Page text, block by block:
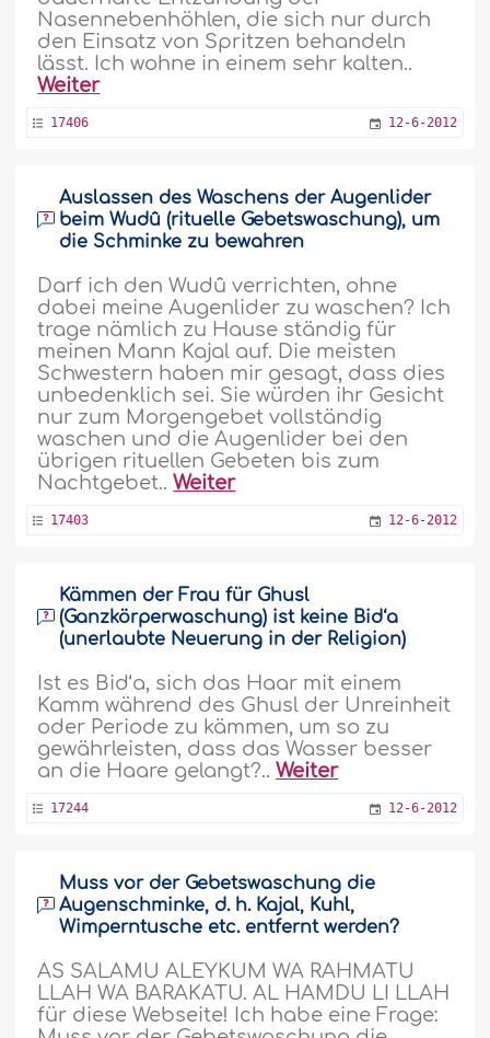
Nasennebenhöhlen, die sich nur durch
den Einsatz von Spritzen behandeln
lässt. Ich wohne in einem sehr kalten..
Weiter
17406 12-6-2012
Auslassen des Waschens der Augenlider
beim Wudû (rituelle Gebetswaschung), um
die Schminke zu bewahren
Darf ich den Wudû verrichten, ohne
dabei meine Augenlider zu waschen? Ich
trage nämlich zu Hause ständig für
meinen Mann Kajal auf. Die meisten
Schwestern haben mir gesagt, dass dies
unbedenklich sei. Sie würden ihr Gesicht
nur zum Morgengebet vollständig
waschen und die Augenlider bei den
übrigen rituellen Gebeten bis zum
Nachtgebet..Weiter
17403 12-6-2012
Kämmen der Frau für Ghusl
(Ganzkörperwaschung) ist keine Bid‘a
(unerlaubte Neuerung in der Religion)
Ist es Bid‘a, sich das Haar mit einem
Kamm während des Ghusl der Unreinheit
oder Periode zu kämmen, um so zu
gewährleisten, dass das Wasser besser
an die Haare gelangt?..Weiter
17244 12-6-2012
Muss vor der Gebetswaschung die
Augenschminke, d. h. Kajal, Kuhl,
Wimperntusche etc. entfernt werden?
AS SALAMU ALEYKUM WA RAHMATU
LLAH WA BARAKATU. AL HAMDU LI LLAH
für diese Webseite! Ich habe eine Frage: